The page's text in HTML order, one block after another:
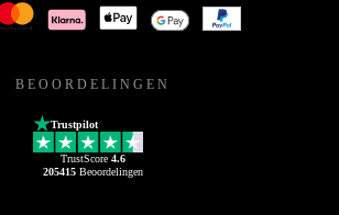
BEOORDELINGEN
Trustpilot
TrustScore 4.6
205415Beoordelingen